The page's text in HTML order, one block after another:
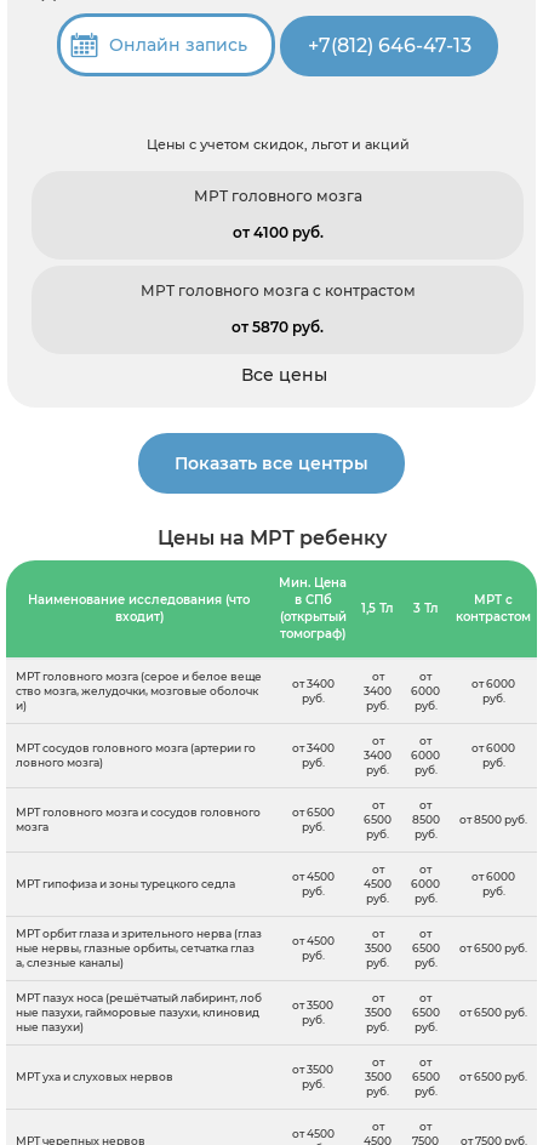
Онлайн запись +7(812) 646-47-13
Цены с учетом скидок, льгот и акций
МРТ головного мозга
от 4100 pуб.
МРТ головного мозга c контрастом
от 5870 pуб.
Все цены
Показать все центры
Цены на МРТ ребенку
Наименование исследования (что
входит)
Мин. Цена
в СПб
(открытый
томограф)
1,5 Тл 3 Тл
МРТ с
контрастом
МРТ головного мозга (серое и белое веще
ство мозга, желудочки, мозговые оболочк
и)
от 3400
руб.
от
3400
руб.
от
6000
руб.
от 6000
руб.
МРТ сосудов головного мозга (артерии го
ловного мозга)
от 3400
руб.
от
3400
руб.
от
6000
руб.
от 6000
руб.
МРТ головного мозга и сосудов головного
мозга
от 6500
руб.
от
6500
руб.
от
8500
руб.
от 8500 руб.
МРТ гипофиза и зоны турецкого седла
от 4500
руб.
от
4500
руб.
от
6000
руб.
от 6000
руб.
МРТ орбит глаза и зрительного нерва (глаз
ные нервы, глазные орбиты, сетчатка глаз
а, слезные каналы)
от 4500
руб.
от
3500
руб.
от
6500
руб.
от 6500 руб.
МРТ пазух носа (решётчатый лабиринт, лоб
ные пазухи, гайморовые пазухи, клиновид
ные пазухи)
от 3500
руб.
от
3500
руб.
от
6500
руб.
от 6500 руб.
МРТ уха и слуховых нервов
от 3500
руб.
от
3500
руб.
от
6500
руб.
от 6500 руб.
МРТ черепных нервов
от 4500
от
4500
от
7500
от 7500 руб.